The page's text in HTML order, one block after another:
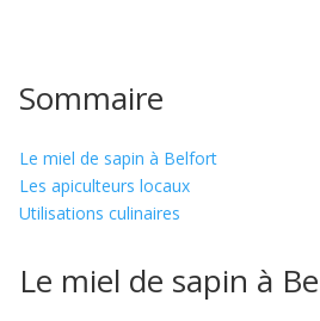
Sommaire
Le miel de sapin à Belfort
Les apiculteurs locaux
Utilisations culinaires
Le miel de sapin à